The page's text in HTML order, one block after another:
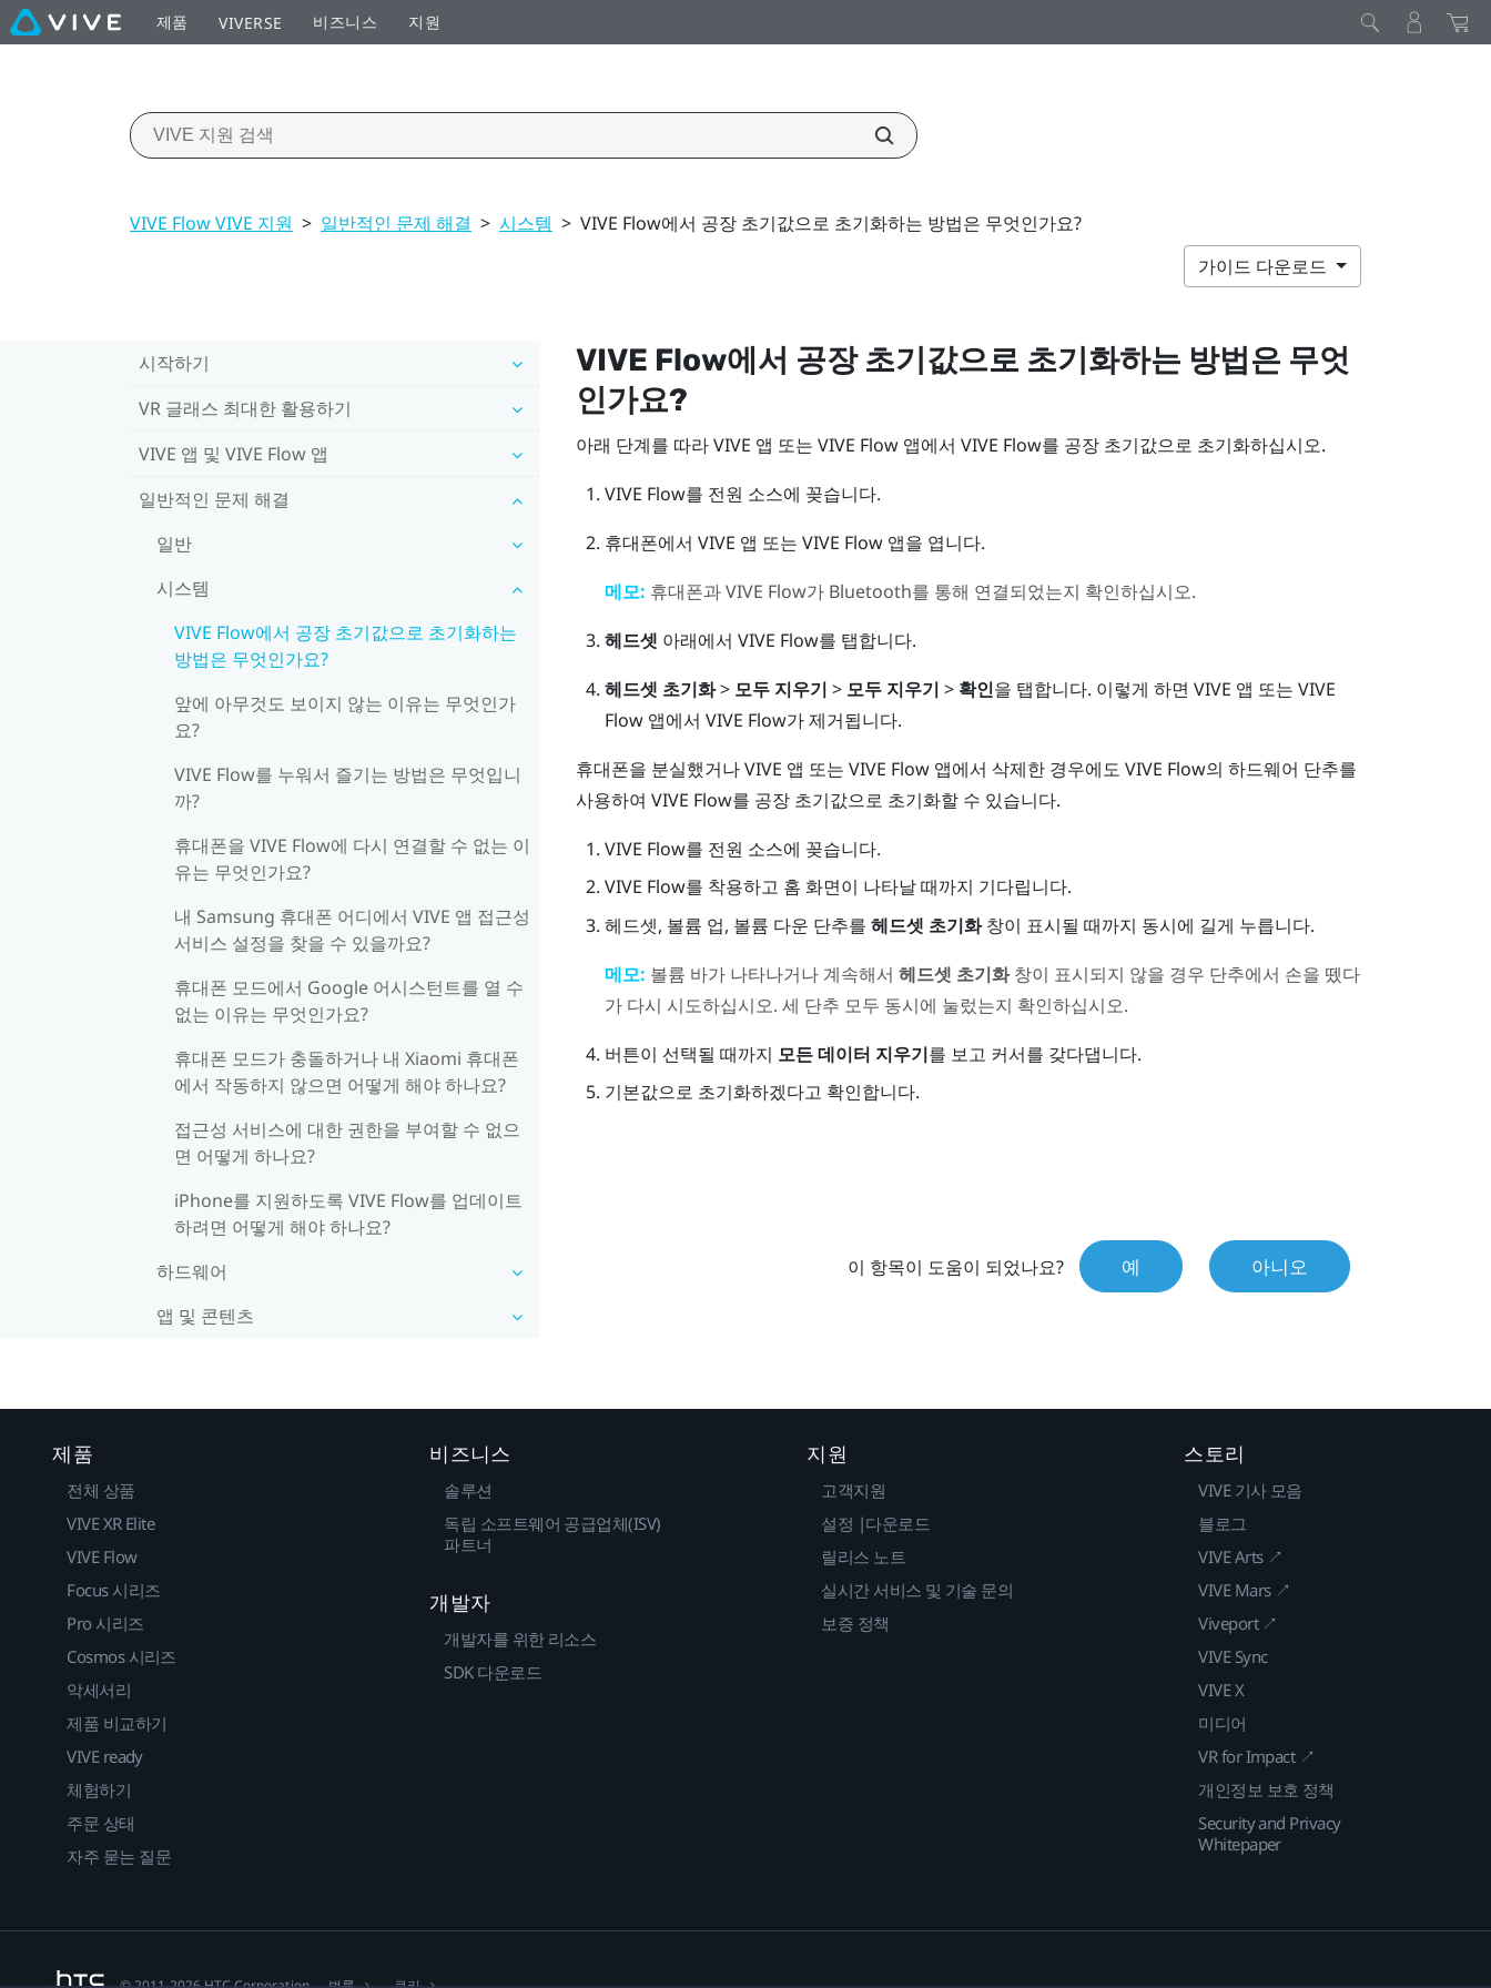
제품 VIVERSE 비즈니스 지원
VIVE Flow VIVE 지원 > 일반적인 문제 해결 > 시스템 > VIVE Flow에서 공장 초기값으로 초기화하는 방법은 무엇인가요?
가이드 다운로드
시작하기
VR 글래스 최대한 활용하기
VIVE 앱 및 VIVE Flow 앱
일반적인 문제 해결
일반
시스템
VIVE Flow에서 공장 초기값으로 초기화하는
방법은 무엇인가요?
앞에 아무것도 보이지 않는 이유는 무엇인가
요?
VIVE Flow를 누워서 즐기는 방법은 무엇입니
까?
휴대폰을 VIVE Flow에 다시 연결할 수 없는 이
유는 무엇인가요?
내 Samsung 휴대폰 어디에서 VIVE 앱 접근성
서비스 설정을 찾을 수 있을까요?
휴대폰 모드에서 Google 어시스턴트를 열 수
없는 이유는 무엇인가요?
휴대폰 모드가 충돌하거나 내 Xiaomi 휴대폰
에서 작동하지 않으면 어떻게 해야 하나요?
접근성 서비스에 대한 권한을 부여할 수 없으
면 어떻게 하나요?
iPhone를 지원하도록 VIVE Flow를 업데이트
하려면 어떻게 해야 하나요?
하드웨어
앱 및 콘텐츠
VIVE Flow에서 공장 초기값으로 초기화하는 방법은 무엇
인가요?
아래 단계를 따라VIVE 앱 또는 VIVE Flow 앱에서 VIVE Flow를 공장 초기값으로 초기화하십시오.
VIVE Flow를 전원 소스에 꽂습니다.
휴대폰에서 VIVE 앱 또는 VIVE Flow 앱을 엽니다.
메모: 휴대폰과VIVE Flow가 Bluetooth를 통해 연결되었는지 확인하십시오.
헤드셋 아래에서 VIVE Flow를 탭합니다.
헤드셋 초기화> 모두 지우기 > 모두 지우기 > 확인을 탭합니다. 이렇게 하면 VIVE 앱 또는 VIVE
Flow 앱에서 VIVE Flow가 제거됩니다.
휴대폰을 분실했거나VIVE 앱 또는 VIVE Flow 앱에서 삭제한 경우에도 VIVE Flow의 하드웨어 단추를
사용하여 VIVE Flow를 공장 초기값으로 초기화할 수 있습니다.
VIVE Flow를 전원 소스에 꽂습니다.
VIVE Flow를 착용하고 홈 화면이 나타날 때까지 기다립니다.
헤드셋, 볼륨 업, 볼륨 다운 단추를 헤드셋 초기화창이 표시될 때까지 동시에 길게 누릅니다.
메모: 볼륨 바가 나타나거나 계속해서 헤드셋 초기화창이 표시되지 않을 경우 단추에서 손을 뗐다
가 다시 시도하십시오. 세 단추 모두 동시에 눌렀는지 확인하십시오.
버튼이 선택될 때까지 모든 데이터 지우기를 보고 커서를 갖다댑니다.
기본값으로 초기화하겠다고 확인합니다.
이 항목이 도움이 되었나요? 예 아니오
제품
전체 상품
VIVE XR Elite
VIVE Flow
Focus 시리즈
Pro 시리즈
Cosmos 시리즈
악세서리
제품 비교하기
VIVE ready
체험하기
주문 상태
자주 묻는 질문
비즈니스
솔루션
독립 소프트웨어 공급업체(ISV)
파트너
개발자
개발자를 위한 리소스
SDK 다운로드
지원
고객지원
설정 |다운로드
릴리스 노트
실시간 서비스 및 기술 문의
보증 정책
스토리
VIVE 기사 모음
블로그
VIVE Arts ↗
VIVE Mars ↗
Viveport ↗
VIVE Sync
VIVE X
미디어
VR for Impact ↗
개인정보 보호 정책
Security and Privacy
Whitepaper